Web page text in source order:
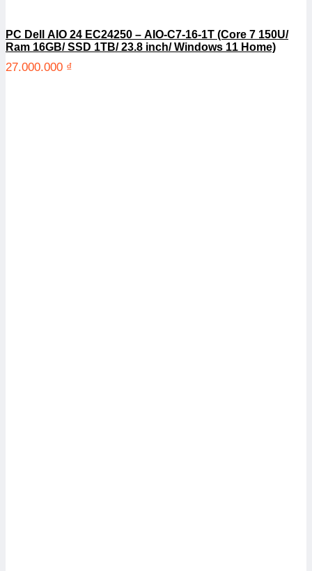
PC Dell AIO 24 EC24250 – AIO-C7-16-1T (Core 7 150U/
Ram 16GB/ SSD 1TB/ 23.8 inch/ Windows 11 Home)
27.000.000 ₫